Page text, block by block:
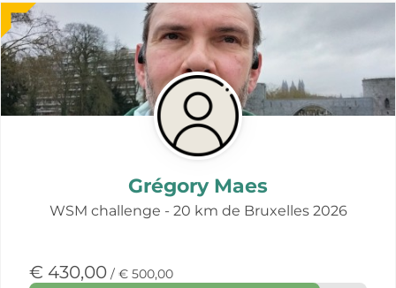
Grégory Maes
WSM challenge - 20 km de Bruxelles 2026
€ 430,00 / € 500,00
Meer
over
deze
actie